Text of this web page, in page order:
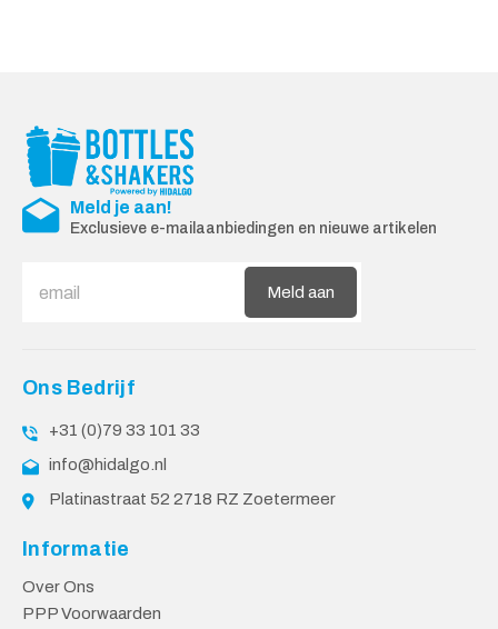
Meld je aan!
Exclusieve e-mailaanbiedingen en nieuwe artikelen
Meld aan
Ons Bedrijf
+31 (0)79 33 101 33
info@hidalgo.nl
Platinastraat 52 2718 RZ Zoetermeer
Informatie
Over Ons
PPP Voorwaarden